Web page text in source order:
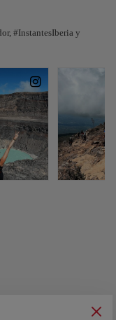
#InstantesIberia y